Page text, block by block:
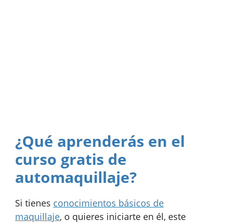
¿Qué aprenderás en el
curso gratis de
automaquillaje?
Si tienes conocimientos básicos de
maquillaje, o quieres iniciarte en él, este